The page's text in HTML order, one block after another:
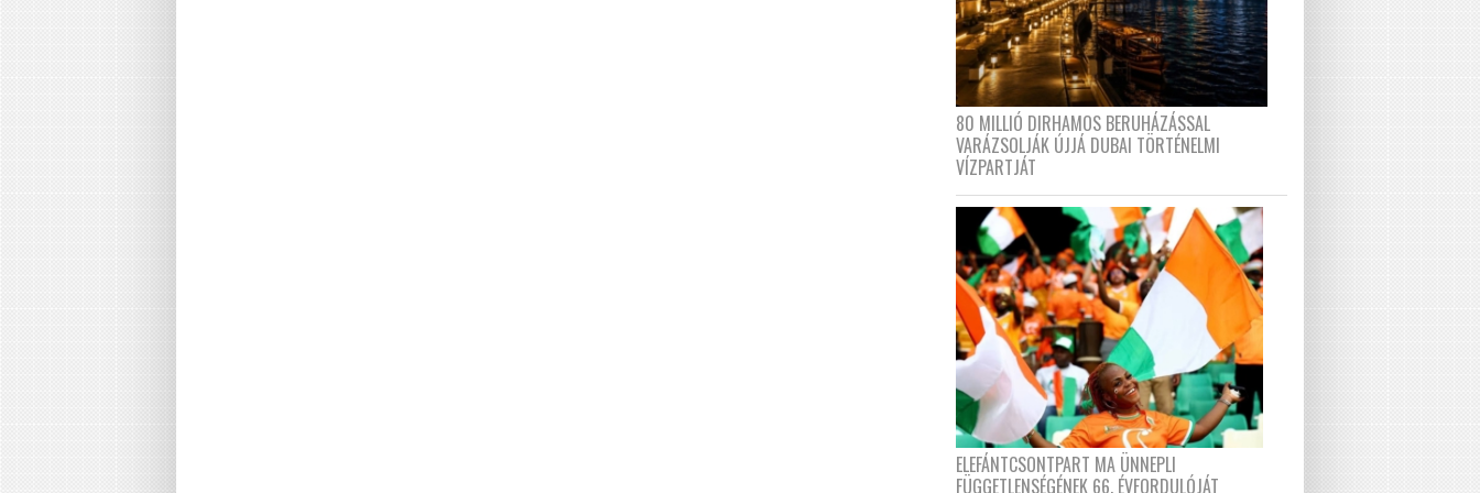
80 MILLIÓ DIRHAMOS BERUHÁZÁSSAL
VARÁZSOLJÁK ÚJJÁ DUBAI TÖRTÉNELMI
VÍZPARTJÁT
ELEFÁNTCSONTPART MA ÜNNEPLI
FÜGGETLENSÉGÉNEK 66. ÉVFORDULÓJÁT